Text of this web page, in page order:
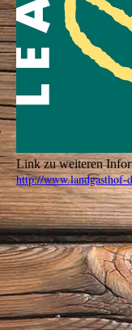
Link zu weiteren
http://www.landgasthof-